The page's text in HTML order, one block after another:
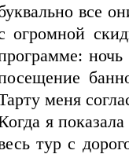
все
огромной
ночь
меня
я
тур с